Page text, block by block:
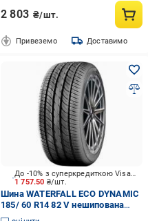
2 803 ₴/шт.
Привеземо Доставимо
1 757.50 ₴/шт.
До -10% з суперкредиткою Visa Вигода
Шина WATERFALL ECO DYNAMIC
185/ 60 R14 82 V нешипована
літо